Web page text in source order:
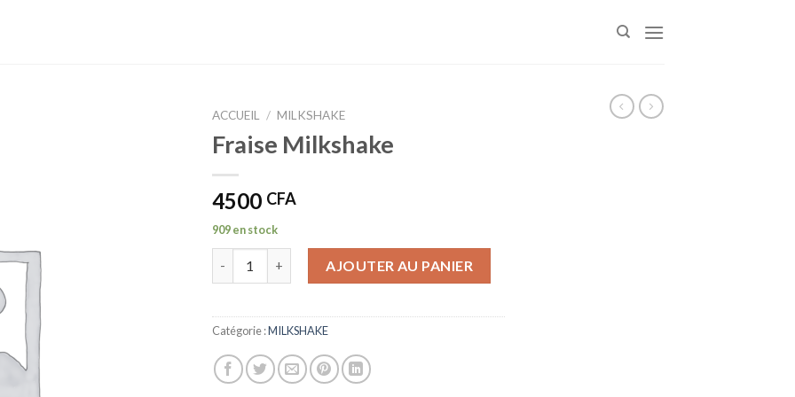
ACCUEIL / MILKSHAKE
Fraise Milkshake
4500 CFA
909 en stock
AJOUTER AU PANIER
Catégorie :MILKSHAKE